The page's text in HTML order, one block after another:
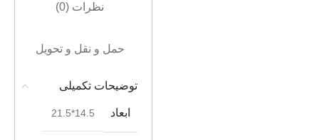
نظرات (0)
حمل و نقل و تحویل
توضیحات تکمیلی
ابعاد 14.5*21.5